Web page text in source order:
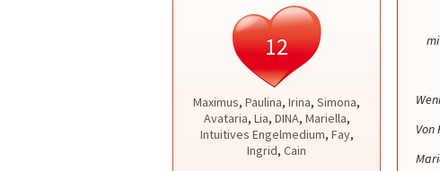
12
Maximus, Paulina, Irina, Simona,
Avataria, Lia, DINA, Mariella,
Intuitives Engelmedium, Fay,
Ingrid, Cain
Von